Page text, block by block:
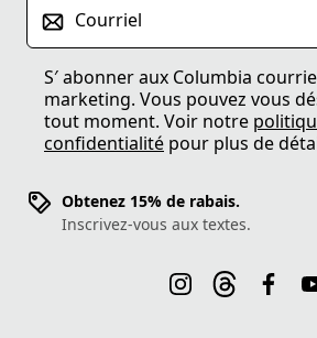
Courriel
S′ abonner aux Columbia
marketing. Vous pouvez vous
tout moment. Voir notre
confidentialité pour plus de
Obtenez 15% de rabais.
Inscrivez-vous aux textes.